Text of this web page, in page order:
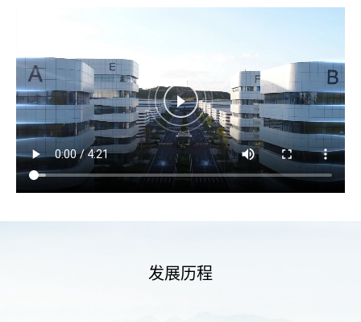
发展历程